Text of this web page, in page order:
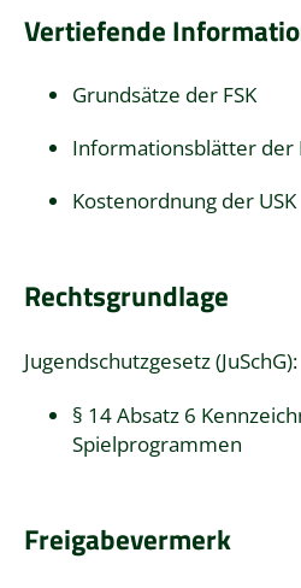
Vertiefende
Grundsätze der FSK
Informationsblätter der
Kostenordnung der USK
Rechtsgrundlage
Jugendschutzgesetz (JuSchG):
§ 14 Absatz 6
Spielprogrammen
Freigabevermerk